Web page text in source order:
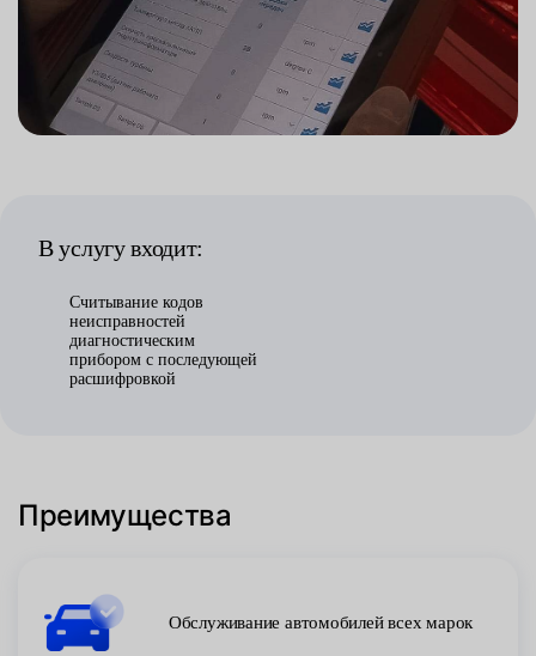
В услугу входит:
Считывание кодов
неисправностей
диагностическим
прибором с последующей
расшифровкой
Преимущества
Обслуживание автомобилей всех марок